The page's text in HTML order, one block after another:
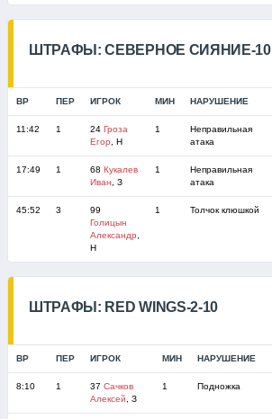
ШТРАФЫ: СЕВЕРНОЕ СИЯНИЕ-10
ВР ПЕР ИГРОК МИН НАРУШЕНИЕ
11:42 1 24 Гроза
Егор , Н
1
Неправильная
атака
17:49 1 68 Кукалев
Иван , З
1
Неправильная
атака
45:52 3
99
Голицын
Александр
Н
1 Толчок клюшкой
ШТРАФЫ: RED WINGS-2-10
ВР ПЕР ИГРОК МИН НАРУШЕНИЕ
8:10 1 37 Сачков
Алексей , З
1 Подножка